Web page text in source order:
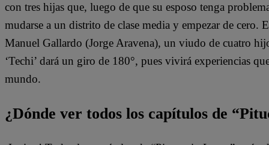
con tres hijas que, luego de que su esposo tenga
mudarse a un distrito de clase media y empezar de cero.
Manuel Gallardo (Jorge Aravena), un viudo de cuatro
‘Techi’ dará un giro de 180°, pues vivirá experiencias
mundo.
¿Dónde ver todos los capítulos de